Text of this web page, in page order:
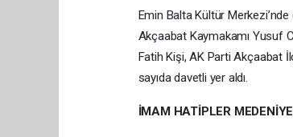
Emin Balta Kültür
Akçaabat Kaymakamı Yusuf
Fatih Kişi, AK Parti Akçaabat
sayıda davetli yer aldı.
İMAM HATİPLER